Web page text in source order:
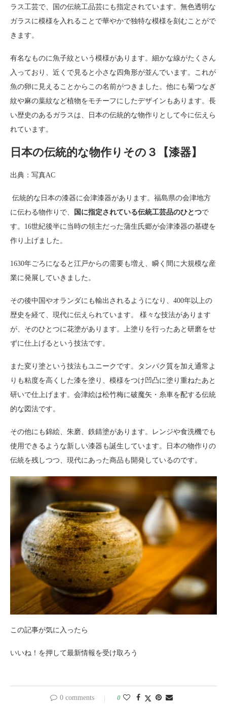
ラス工芸で、国の伝統工品芸にも指定されています。無色透明な
ガラスに模様を入れることで華やかで独特な模様を刻むことがで
きます。
有名なものに魚子紋という模様があります。細かな線がたくさん
入っており、近くで見ると小さな四角形が並んでいます。これが
魚の卵に見えることからこの名前がつきました。他にも菊つなぎ
紋や麻の葉紋など植物をモチーフにしたデザインもあります。長
い歴史のあるガラスは、日本の伝統的な物作りとして今に伝えら
れています。
日本の伝統的な物作りその３【漆器】
出典：写真AC
伝統的な日本の漆器に会津漆器があります。福島県の会津地方
に伝わる物作りで、
国に指定されている伝統工芸品のひとつで
す。16世紀後半に当時の領主だった蒲生氏郷が会津漆器の基礎を
作り上げました。
1630年ごろになると江戸からの需要も増え、瞬く間に大規模な産
業に発展していきました。
その後中国やオランダにも輸出されるようになり、400年以上の
歴史を経て、現代に伝えられています。 様々な技法があります
が、そのひとつに花塗があります。上塗りを行ったあと研磨をせ
ずに仕上げるという技法です。
また変り塗という技法もユニークです。タンパク質を加え通常よ
りも粘度を高くした漆を塗り、模様をつけ凹凸に塗り重ねたあと
研いで仕上げます。会津絵は松竹梅に破魔矢・糸車を配する伝統
的な図法です。
その他にも錦絵、朱磨、鉄錆塗があります。レンジや食洗機でも
使用できるような新しい漆器も誕生しています。日本の物作りの
伝統を残しつつ、現代にあった商品も開発しているのです。
この記事が気に入ったら
いいね！を押して最新情報を受け取ろう
0 comments 0